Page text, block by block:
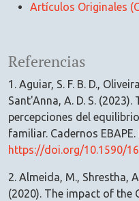
Artículos Originales
Referencias
1. Aguiar, S. F. B. D.,
Sant'Anna, A. D. S.
percepciones del
familiar. Cadernos
https://doi.org/10.1590/
2. Almeida, M., Shrestha,
(2020). The impact of the